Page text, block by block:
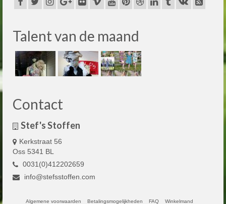
Talent van de maand
Contact
Stef's Stoffen
Kerkstraat 56
Oss 5341 BL
0031(0)412202659
info@stefsstoffen.com
Algemene voorwaarden Betalingsmogelijkheden FAQ Winkelmand